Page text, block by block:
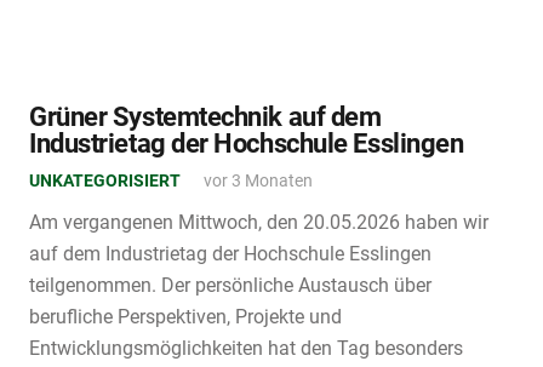
Grüner Systemtechnik auf dem
Industrietag der Hochschule Esslingen
UNKATEGORISIERT vor 3 Monaten
Am vergangenen Mittwoch, den 20.05.2026 haben wir
auf dem Industrietag der Hochschule Esslingen
teilgenommen. Der persönliche Austausch über
berufliche Perspektiven, Projekte und
Entwicklungsmöglichkeiten hat den Tag besonders